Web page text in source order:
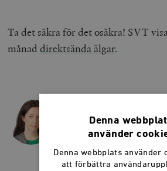
Ta det säkra för det osäkra! SVT
månaddirektsända älgar.
Maria Eriksson är
Denna
använder
Denna webbplats använder
att förbättra